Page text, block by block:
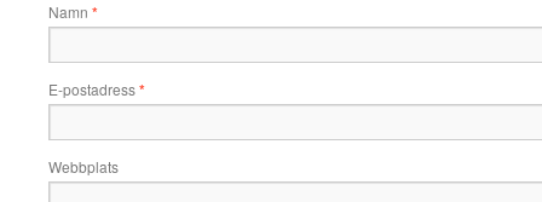
Namn *
E-postadress*
Webbplats